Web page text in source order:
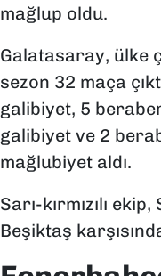
mağlup oldu.
Galatasaray, ülke
sezon 32 maça
galibiyet, 5
galibiyet ve 2
mağlubiyet aldı.
Sarı-kırmızılı
Beşiktaş